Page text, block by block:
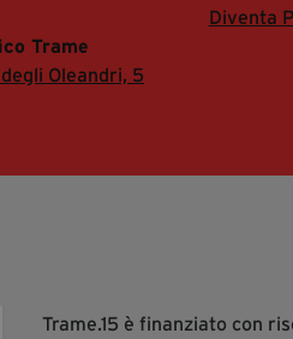
Diventa
Trame
Oleandri, 5
Trame.15 è finanziato con